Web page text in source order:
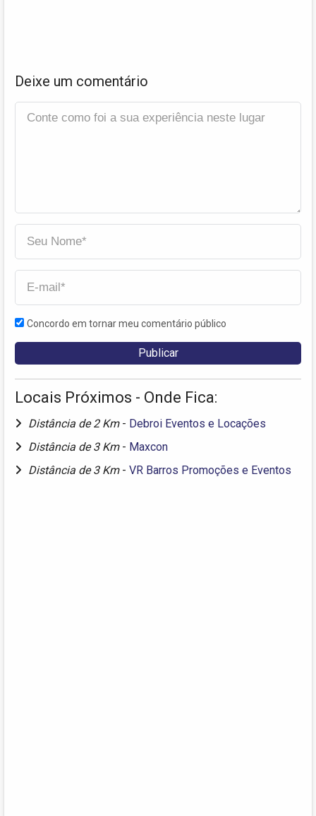
Deixe um comentário
Concordo em tornar meu comentário público
Locais Próximos - Onde Fica:
Distância de 2 Km - Debroi Eventos e Locações
Distância de 3 Km - Maxcon
Distância de 3 Km - VR Barros Promoções e Eventos